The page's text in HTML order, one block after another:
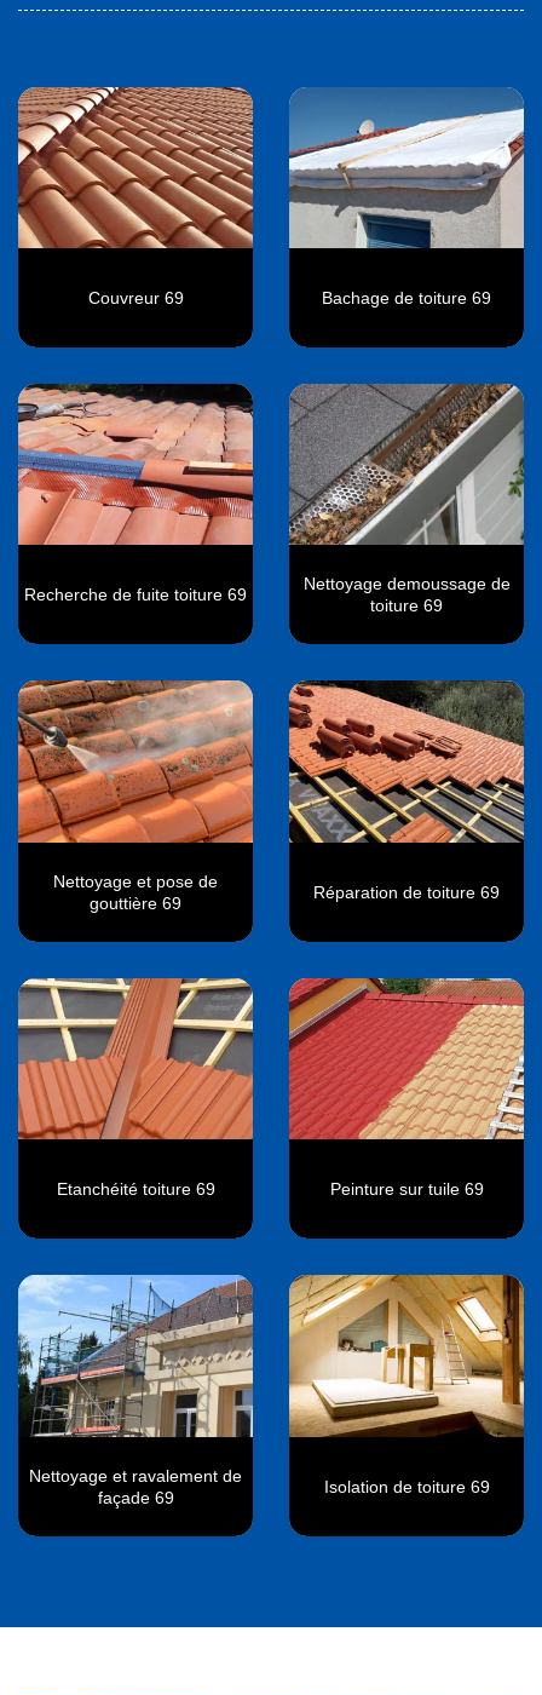
Couvreur 69 Bachage de toiture 69
Recherche de fuite toiture 69
Nettoyage demoussage de
toiture 69
Nettoyage et pose de
gouttière 69
Réparation de toiture 69
Etanchéité toiture 69 Peinture sur tuile 69
Nettoyage et ravalement de
façade 69
Isolation de toiture 69